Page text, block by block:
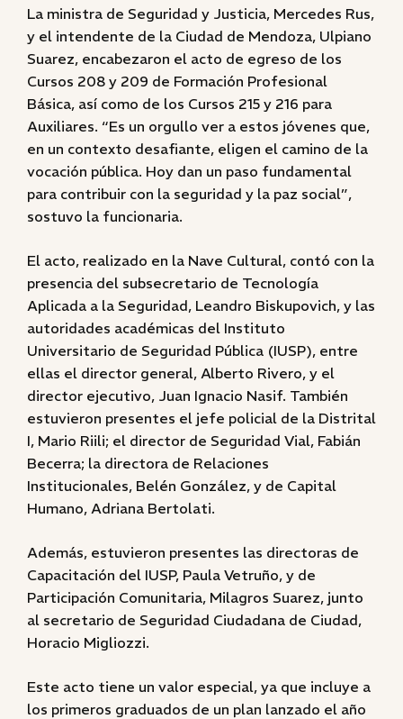
La ministra de Seguridad y Justicia, Mercedes Rus,
y el intendente de la Ciudad de Mendoza, Ulpiano
Suarez, encabezaron el acto de egreso de los
Cursos 208 y 209 de Formación Profesional
Básica, así como de los Cursos 215 y 216 para
Auxiliares. “Es un orgullo ver a estos jóvenes que,
en un contexto desafiante, eligen el camino de la
vocación pública. Hoy dan un paso fundamental
para contribuir con la seguridad y la paz social”,
sostuvo la funcionaria.
El acto, realizado en la Nave Cultural, contó con la
presencia del subsecretario de Tecnología
Aplicada a la Seguridad, Leandro Biskupovich, y las
autoridades académicas del Instituto
Universitario de Seguridad Pública (IUSP), entre
ellas el director general, Alberto Rivero, y el
director ejecutivo, Juan Ignacio Nasif. También
estuvieron presentes el jefe policial de la Distrital
I, Mario Riili; el director de Seguridad Vial, Fabián
Becerra; la directora de Relaciones
Institucionales, Belén González, y de Capital
Humano, Adriana Bertolati.
Además, estuvieron presentes las directoras de
Capacitación del IUSP, Paula Vetruño, y de
Participación Comunitaria, Milagros Suarez, junto
al secretario de Seguridad Ciudadana de Ciudad,
Horacio Migliozzi.
Este acto tiene un valor especial, ya que incluye a
los primeros graduados de un plan lanzado el año